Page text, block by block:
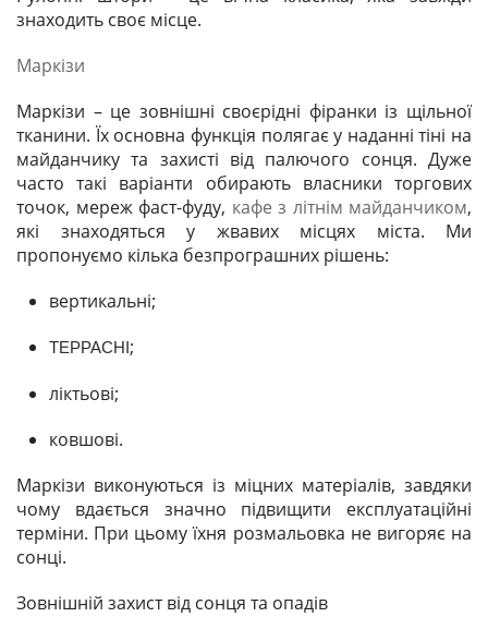
знаходить своє місце.
Маркізи
Маркізи – це зовнішні своєрідні фіранки із щільної
тканини. Їх основна функція полягає у наданні тіні на
майданчику та захисті від палючого сонця. Дуже
часто такі варіанти обирають власники торгових
точок, мереж фаст-фуду, кафе з літнім майданчиком,
які знаходяться у жвавих місцях міста. Ми
пропонуємо кілька безпрограшних рішень:
вертикальні;
ТЕРРАСНІ ;
ліктьові;
ковшові.
Маркізи виконуються із міцних матеріалів, завдяки
чому вдається значно підвищити експлуатаційні
терміни. При цьому їхня розмальовка не вигоряє на
сонці.
Зовнішній захист від сонця та опадів